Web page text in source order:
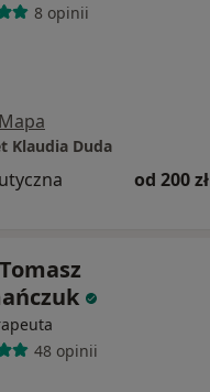
8 opinii
Mapa
Klaudia Duda
od 200 zł
48 opinii